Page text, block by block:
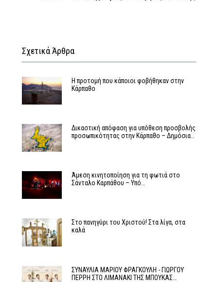
Σχετικά Άρθρα
Η προτομή που κάποιοι φοβήθηκαν στην
Κάρπαθο
Δικαστική απόφαση για υπόθεση προσβολής
προσωπικότητας στην Κάρπαθο – Δημόσια…
Άμεση κινητοποίηση για τη φωτιά στο
Σάνταλο Καρπάθου – Υπό…
Στο πανηγύρι του Χριστού! Στα λίγα, στα
καλά
ΣΥΝΑΥΛΙΑ ΜΑΡΙΟΥ ΦΡΑΓΚΟΥΛΗ - ΓΙΩΡΓΟΥ
ΠΕΡΡΗ ΣΤΟ ΛΙΜΑΝΑΚΙ ΤΗΣ ΜΠΟΥΚΑΣ…